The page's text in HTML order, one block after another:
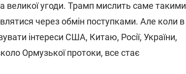
великої угоди. Трамп мислить саме такими
через обмін поступками. Але коли в
інтереси США, Китаю, Росії, України,
Ормузької протоки, все стає